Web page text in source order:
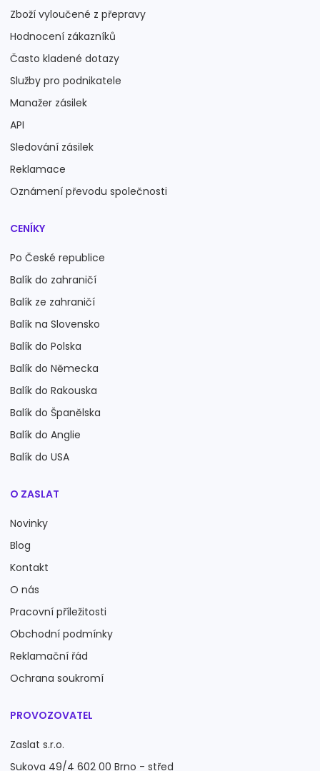
Zboží vyloučené z přepravy
Hodnocení zákazníků
Často kladené dotazy
Služby pro podnikatele
Manažer zásilek
API
Sledování zásilek
Reklamace
Oznámení převodu společnosti
CENÍKY
Po České republice
Balík do zahraničí
Balík ze zahraničí
Balík na Slovensko
Balík do Polska
Balík do Německa
Balík do Rakouska
Balík do Španělska
Balík do Anglie
Balík do USA
O ZASLAT
Novinky
Blog
Kontakt
O nás
Pracovní příležitosti
Obchodní podmínky
Reklamační řád
Ochrana soukromí
PROVOZOVATEL
Zaslat s.r.o.
Sukova 49/4 602 00 Brno - střed